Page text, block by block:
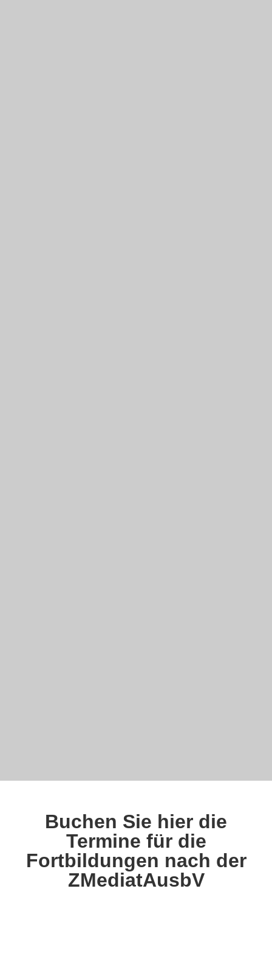
Buchen Sie hier die
Termine für die
Fortbildungen nach der
ZMediatAusbV